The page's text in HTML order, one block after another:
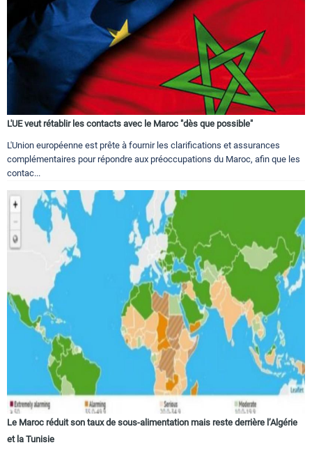
L'UE veut rétablir les contacts avec le Maroc "dès que possible"
L'Union européenne est prête à fournir les clarifications et assurances
complémentaires pour répondre aux préoccupations du Maroc, afin que les
contac...
Le Maroc réduit son taux de sous-alimentation mais reste derrière l’Algérie
et la Tunisie